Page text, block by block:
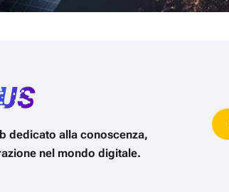
dedicato alla conoscenza,
nel mondo digitale.